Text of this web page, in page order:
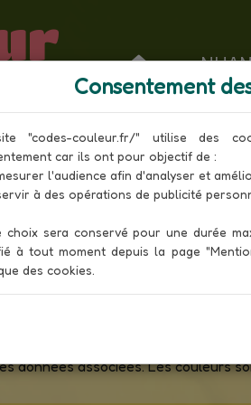
couleurs RAL
Toutes les
évolution du RAL Classic
et publicitaires. Il comporte
norme de fichier créée par
etc.). Le fichier ".mif"
données associées. Les couleurs
Consentement
"codes-couleur.fr/" utilise des
car ils ont pour objectif de :
choix sera conservé pour une durée
à tout moment depuis la page
des cookies.